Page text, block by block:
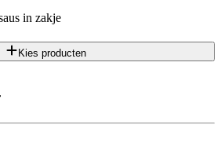
in zakje
Kies producten